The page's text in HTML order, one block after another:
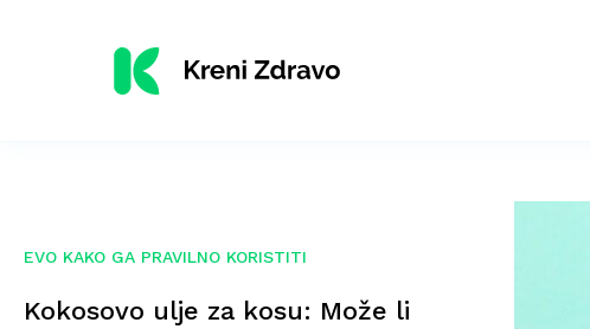
EVO KAKO GA PRAVILNO KORISTITI
Kokosovo ulje za kosu: Može li